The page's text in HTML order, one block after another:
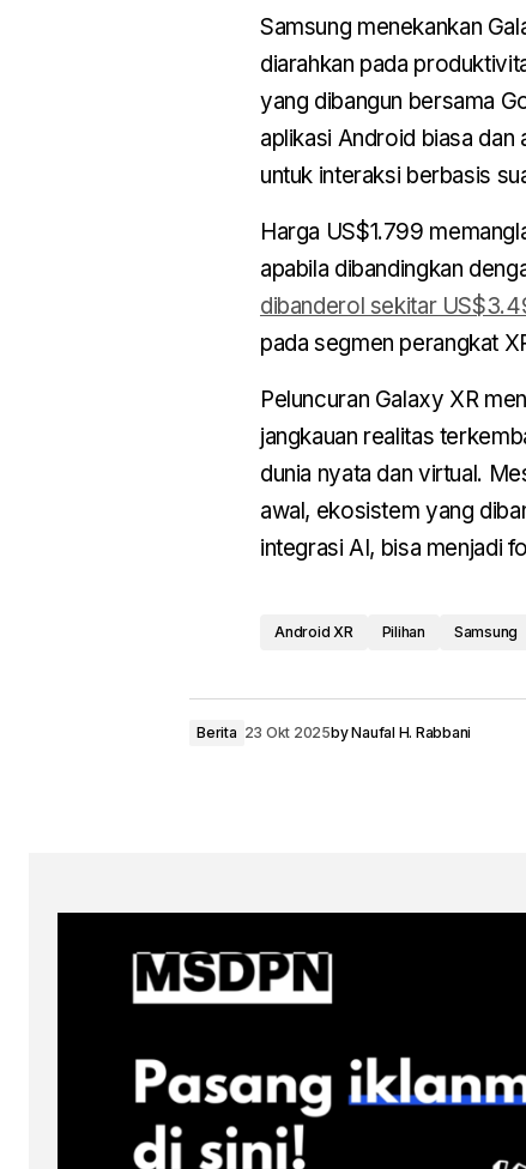
Samsung menekankan
diarahkan pada
yang dibangun bersama
aplikasi Android biasa dan
untuk interaksi berbasis
Harga US$1.799
apabila dibandingkan
dibanderol sekitar
pada segmen perangkat
Peluncuran Galaxy XR
jangkauan realitas
dunia nyata dan virtual.
awal, ekosistem yang
integrasi AI, bisa menjadi
Android XR Pilihan Samsung
Berita 23 Okt 2025byNaufal H. Rabbani